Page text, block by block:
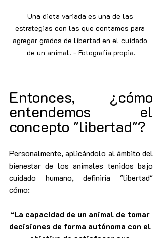
Una dieta variada es una de las
estrategias con las que contamos para
agregar grados de libertad en el cuidado
de un animal. - Fotografía propia.
Entonces, ¿cómo
entendemos el
concepto "libertad"?
Personalmente, aplicándolo al ámbito del
bienestar de los animales tenidos bajo
cuidado humano, definiría "libertad"
cómo:
“La capacidad de un animal de tomar
decisiones de forma autónoma con el